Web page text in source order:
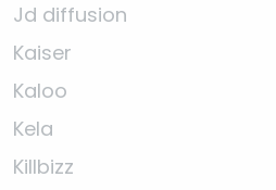
Jd diffusion
Kaiser
Kaloo
Kela
Killbizz